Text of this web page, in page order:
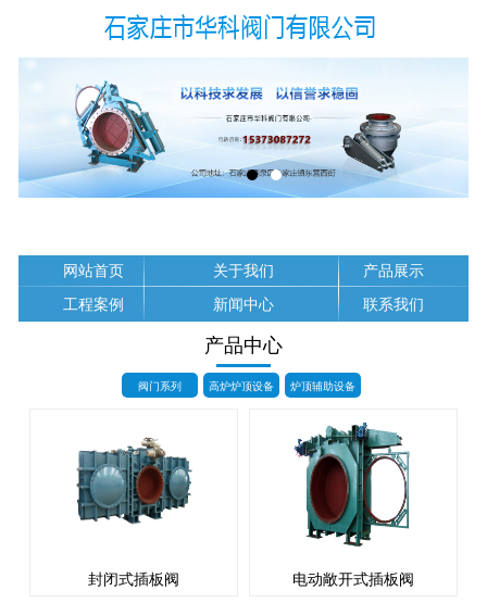
网站首页 关于我们 产品展示
工程案例 新闻中心 联系我们
产品中心
阀门系列 高炉炉顶设备 炉顶辅助设备
封闭式插板阀 电动敞开式插板阀